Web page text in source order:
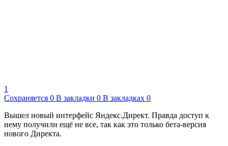
1
Сохраняется 0 В закладки 0 В закладках 0
Вышел новый интерфейс Яндекс.Директ. Правда доступ к
нему получили ещё не все, так как это только бета-версия
нового Директа.